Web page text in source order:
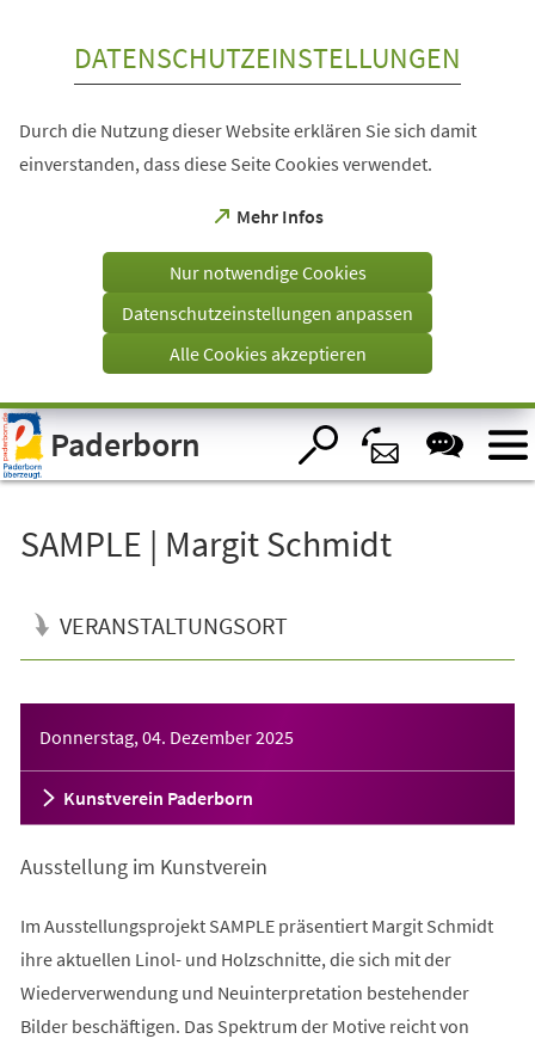
Visuelle
Assistenzsoftware
öffnen.
DATENSCHUTZEINSTELLUNGEN
Durch die Nutzung dieser Website erklären Sie sich damit
einverstanden, dass diese Seite Cookies verwendet.
Mehr Infos
(Öffnet
einem
Tab)
Nur notwendige Cookies
Datenschutzeinstellungen anpassen
Alle Cookies akzeptieren
Paderborn
SAMPLE | Margit Schmidt
VERANSTALTUNGSORT
Donnerstag, 04. Dezember 2025
Kunstverein Paderborn
Ausstellung im Kunstverein
Im Ausstellungsprojekt SAMPLE präsentiert Margit Schmidt
ihre aktuellen Linol- und Holzschnitte, die sich mit der
Wiederverwendung und Neuinterpretation bestehender
Bilder beschäftigen. Das Spektrum der Motive reicht von